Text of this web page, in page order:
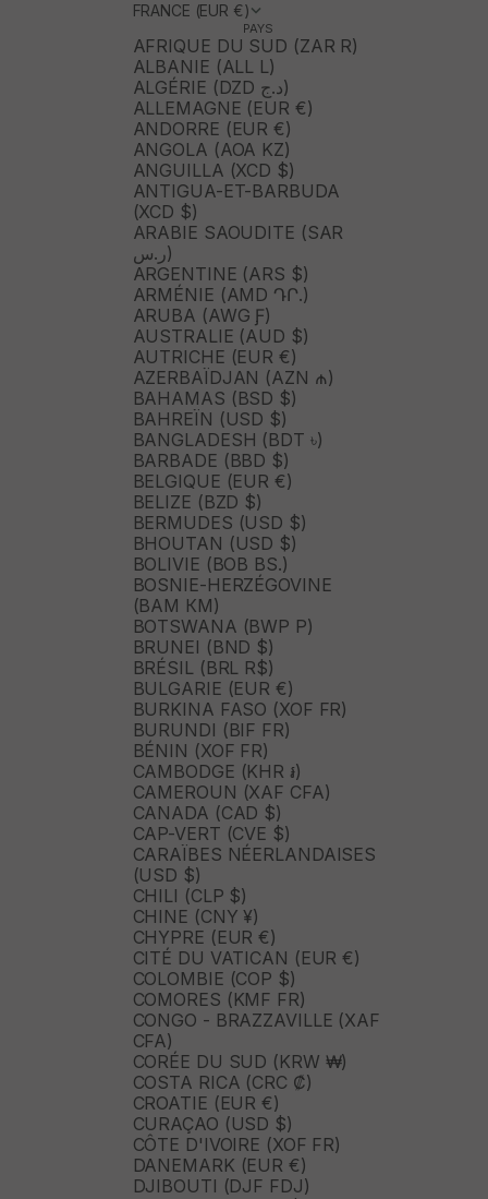
FRANCE (EUR €)
PAYS
AFRIQUE DU SUD (ZAR R)
ALBANIE (ALL L)
ALGÉRIE (DZD د.ج)
ALLEMAGNE (EUR €)
ANDORRE (EUR €)
ANGOLA (AOA KZ)
ANGUILLA (XCD $)
ANTIGUA-ET-BARBUDA
(XCD $)
ARABIE SAOUDITE (SAR
ر.س)
ARGENTINE (ARS $)
ARMÉNIE (AMD ԴՐ.)
ARUBA (AWG Ƒ)
AUSTRALIE (AUD $)
AUTRICHE (EUR €)
AZERBAÏDJAN (AZN ₼)
BAHAMAS (BSD $)
BAHREÏN (USD $)
BANGLADESH (BDT ৳)
BARBADE (BBD $)
BELGIQUE (EUR €)
BELIZE (BZD $)
BERMUDES (USD $)
BHOUTAN (USD $)
BOLIVIE (BOB BS.)
BOSNIE-HERZÉGOVINE
(BAM КМ)
BOTSWANA (BWP P)
BRUNEI (BND $)
BRÉSIL (BRL R$)
BULGARIE (EUR €)
BURKINA FASO (XOF FR)
BURUNDI (BIF FR)
BÉNIN (XOF FR)
CAMBODGE (KHR ៛)
CAMEROUN (XAF CFA)
CANADA (CAD $)
CAP-VERT (CVE $)
CARAÏBES NÉERLANDAISES
(USD $)
CHILI (CLP $)
CHINE (CNY ¥)
CHYPRE (EUR €)
CITÉ DU VATICAN (EUR €)
COLOMBIE (COP $)
COMORES (KMF FR)
CONGO - BRAZZAVILLE (XAF
CFA)
CORÉE DU SUD (KRW ₩)
COSTA RICA (CRC ₡)
CROATIE (EUR €)
CURAÇAO (USD $)
CÔTE D'IVOIRE (XOF FR)
DANEMARK (EUR €)
DJIBOUTI (DJF FDJ)